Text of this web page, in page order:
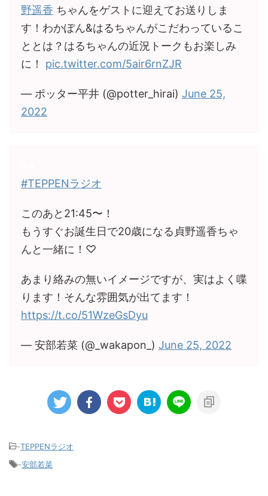
野遥香 ちゃんをゲストに迎えてお送りしま
す！わかぽん&はるちゃんがこだわっているこ
ととは？はるちゃんの近況トークもお楽しみ
に！ pic.twitter.com/5air6rnZJR
— ポッター平井 (@potter_hirai) June 25,
2022
#TEPPENラジオ
このあと21:45〜！
もうすぐお誕生日で20歳になる貞野遥香ちゃ
んと一緒に！♡
あまり絡みの無いイメージですが、実はよく喋
ります！そんな雰囲気が出てます！
https://t.co/51WzeGsDyu
— 安部若菜 (@_wakapon_) June 25, 2022
-TEPPENラジオ
-安部若菜